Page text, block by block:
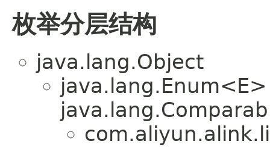
枚举分层结构
java.lang.Object